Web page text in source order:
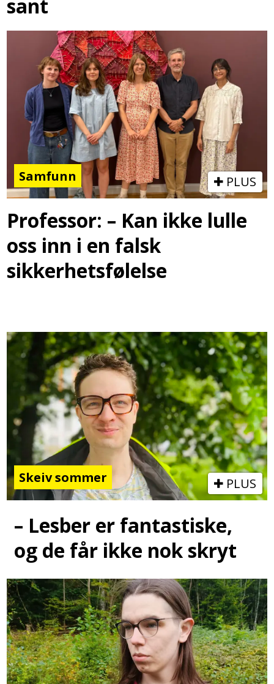
sant
Samfunn PLUS
Professor: – Kan ikke lulle
oss inn i en falsk
sikkerhetsfølelse
Skeiv sommer PLUS
– Lesber er fantastiske,
og de får ikke nok skryt